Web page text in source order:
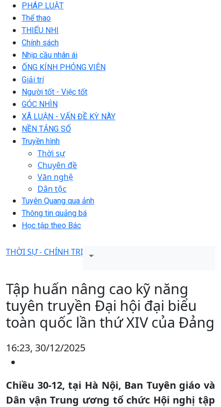
PHÁP LUẬT
Thể thao
THIẾU NHI
Chính sách
Nhịp cầu nhân ái
ỐNG KÍNH PHÓNG VIÊN
Giải trí
Người tốt - Việc tốt
GÓC NHÌN
XÃ LUẬN - VẤN ĐỀ KỲ NÀY
NỀN TẢNG SỐ
Truyền hình
Thời sự
Chuyên đề
Văn nghệ
Dân tộc
Tuyên Quang qua ảnh
Thông tin quảng bá
Học tập theo Bác
THỜI SỰ - CHÍNH TRỊ
Tập huấn nâng cao kỹ năng
tuyên truyền Đại hội đại biểu
toàn quốc lần thứ XIV của Đảng
16:23, 30/12/2025
Chiều 30-12, tại Hà Nội, Ban Tuyên giáo và
Dân vận Trung ương tổ chức Hội nghị tập